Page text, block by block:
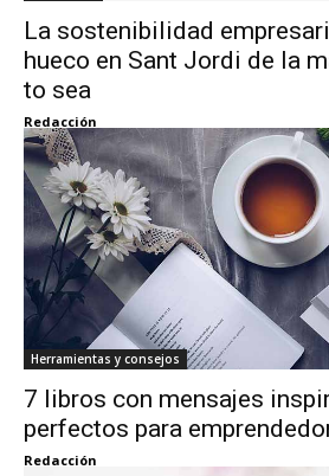
La sostenibilidad
hueco en Sant Jordi de la
to sea
Redacción
Herramientas y consejos
7 libros con mensajes
perfectos para
Redacción